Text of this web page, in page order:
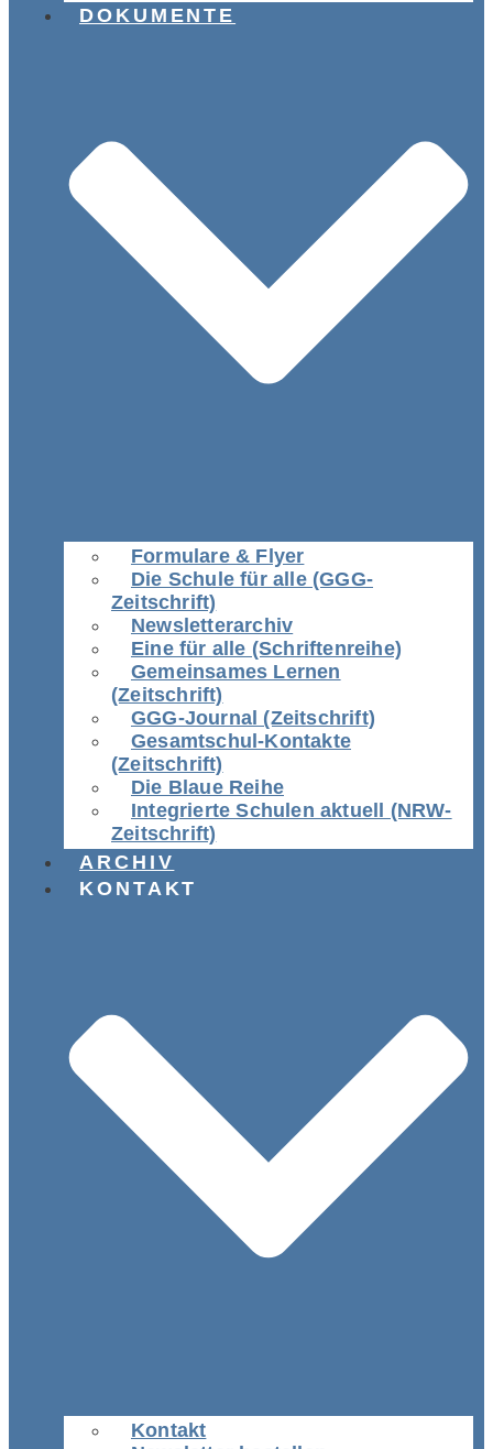
DOKUMENTE
Formulare & Flyer
Die Schule für alle (GGG-
Zeitschrift)
Newsletterarchiv
Eine für alle (Schriftenreihe)
Gemeinsames Lernen
(Zeitschrift)
GGG-Journal (Zeitschrift)
Gesamtschul-Kontakte
(Zeitschrift)
Die Blaue Reihe
Integrierte Schulen aktuell (NRW-
Zeitschrift)
ARCHIV
KONTAKT
Kontakt